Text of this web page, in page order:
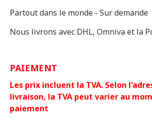
Partout dans le monde - Sur demande
Nous livrons avec DHL, Omniva et la
PAIEMENT
Les prix incluent la TVA. Selon
livraison, la TVA peut varier au
paiement